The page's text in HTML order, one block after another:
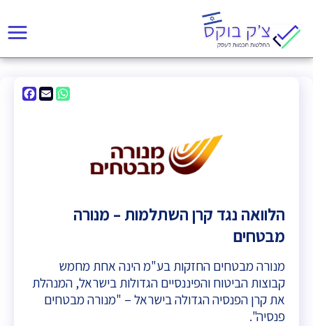
Email
WhatsApp
הלוואה נגד קרן השתלמות – מנורה
מבטחים
מנורה מבטחים החזקות בע"מ הינה אחת מחמש
קבוצות הביטוח והפיננסיים הגדולות בישראל, המנהלת
את קרן הפנסיה הגדולה בישראל – "מנורה מבטחים
פנסיה".